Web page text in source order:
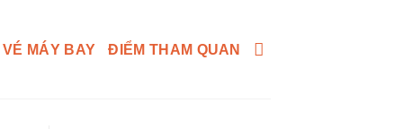
VÉ MÁY BAY ĐIỂM THAM QUAN